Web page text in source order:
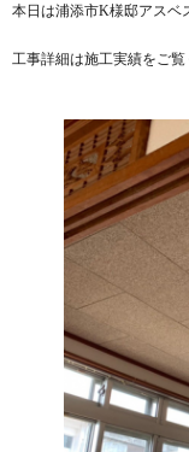
本日は浦添市K様邸アスベ
工事詳細は施工実績をご